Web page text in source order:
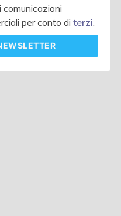
per conto diterzi